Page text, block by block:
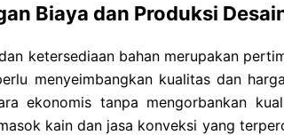
Biaya dan Produksi
ketersediaan bahan merupakan
menyeimbangkan kualitas dan
ekonomis tanpa mengorbankan
kain dan jasa konveksi yang